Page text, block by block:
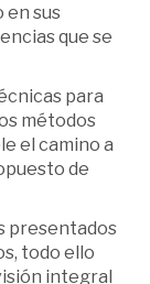
en sus
que se
para
métodos
el camino a
de
presentados
todo ello
integral